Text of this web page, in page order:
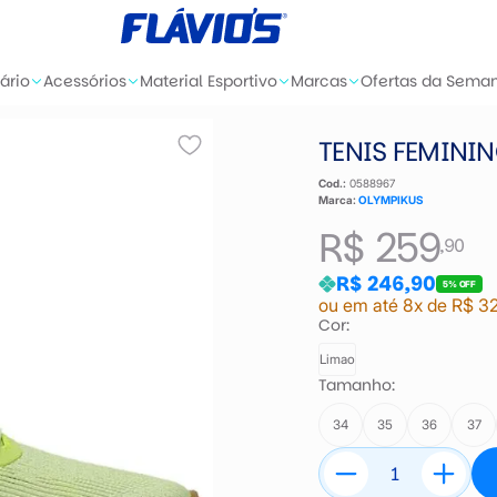
Acessórios Material Esportivo Marcas Ofertas da
TENIS
Cod.: 0588967
Marca: OLYMPIKUS
R$ 259,90
R$ 246,90 5% OFF
ou em até 8x de R$
Cor:
Limao
Tamanho:
34 35 36 37